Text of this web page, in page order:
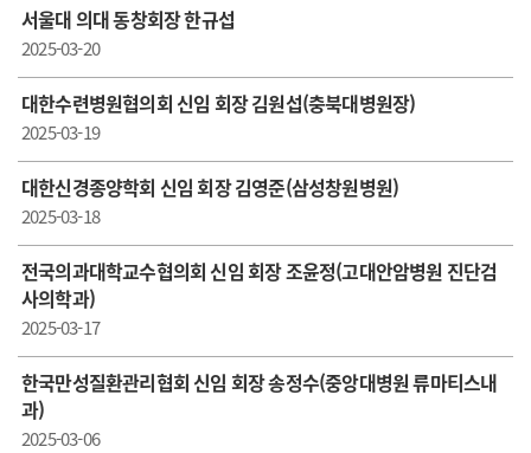
서울대 의대 동창회장 한규섭
2025-03-20
대한수련병원협의회 신임 회장 김원섭(충북대병원장)
2025-03-19
대한신경종양학회 신임 회장 김영준(삼성창원병원)
2025-03-18
전국의과대학교수협의회 신임 회장 조윤정(고대안암병원 진단검
사의학과)
2025-03-17
한국만성질환관리협회 신임 회장 송정수(중앙대병원 류마티스내
과)
2025-03-06